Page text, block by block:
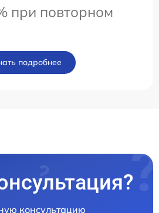
при повторном
подробнее
консультацию